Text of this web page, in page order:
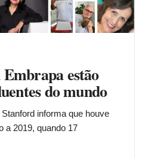
Embrapa estão
do mundo
informa que houve
a 2019, quando 17